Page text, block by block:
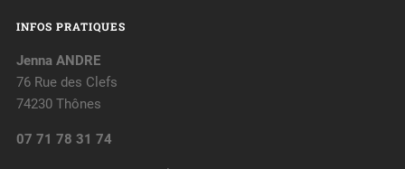
INFOS PRATIQUES
Jenna ANDRE
76 Rue des Clefs
74230 Thônes
07 71 78 31 74